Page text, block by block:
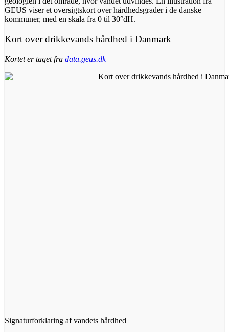
GEUS viser et oversigtskort over hårdhedsgrader i de danske
kommuner, med en skala fra 0 til 30°dH.
Kort over drikkevands hårdhed i Danmark
Kortet er taget fra data.geus.dk
Signaturforklaring af vandets hårdhed